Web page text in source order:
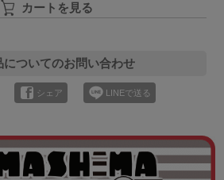
カートを見る
についてのお問い合わせ
シェア LINEで送る